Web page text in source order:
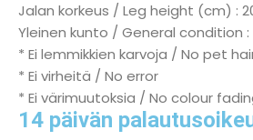
Jalan korkeus / Leg height (cm) :
Yleinen kunto / General condition :
* Ei lemmikkien karvoja / No pet
* Ei virheitä / No error
* Ei värimuutoksia / No colour
14 päivän